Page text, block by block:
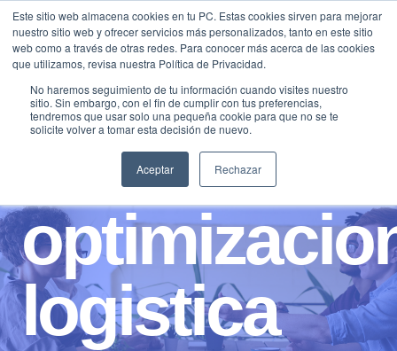
Este sitio web almacena cookies en tu PC. Estas cookies sirven para mejorar
nuestro sitio web y ofrecer servicios más personalizados, tanto en este sitio
web como a través de otras redes. Para conocer más acerca de las cookies
que utilizamos, revisa nuestra Política de Privacidad.
No haremos seguimiento de tu información cuando visites nuestro
sitio. Sin embargo, con el fin de cumplir con tus preferencias,
tendremos que usar solo una pequeña cookie para que no se te
solicite volver a tomar esta decisión de nuevo.
Aceptar Rechazar
Saltar
contenido
logistica
Traducir »